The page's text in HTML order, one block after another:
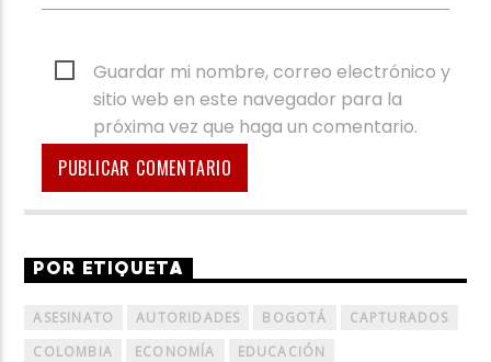
Guardar mi nombre, correo electrónico y
sitio web en este navegador para la
próxima vez que haga un comentario.
POR ETIQUETA
ASESINATO AUTORIDADES BOGOTÁ
CAPTURADOS
COLOMBIA
ECONOMÍA
EDUCACIÓN